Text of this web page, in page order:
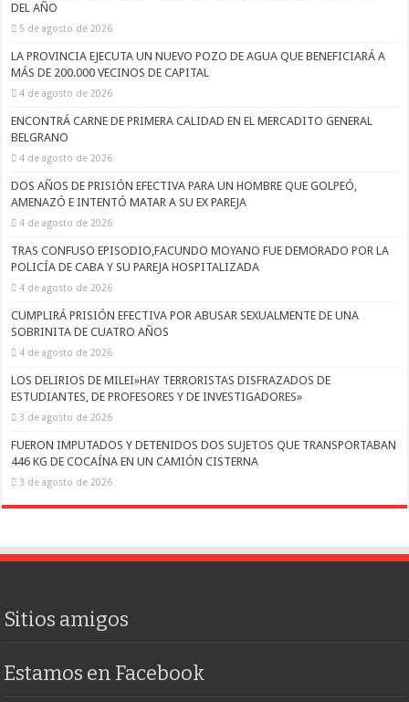
DEL AÑO
5 de agosto de 2026
LA PROVINCIA EJECUTA UN NUEVO POZO DE AGUA QUE BENEFICIARÁ A
MÁS DE 200.000 VECINOS DE CAPITAL
4 de agosto de 2026
ENCONTRÁ CARNE DE PRIMERA CALIDAD EN EL MERCADITO GENERAL
BELGRANO
4 de agosto de 2026
DOS AÑOS DE PRISIÓN EFECTIVA PARA UN HOMBRE QUE GOLPEÓ,
AMENAZÓ E INTENTÓ MATAR A SU EX PAREJA
4 de agosto de 2026
TRAS CONFUSO EPISODIO,FACUNDO MOYANO FUE DEMORADO POR LA
POLICÍA DE CABA Y SU PAREJA HOSPITALIZADA
4 de agosto de 2026
CUMPLIRÁ PRISIÓN EFECTIVA POR ABUSAR SEXUALMENTE DE UNA
SOBRINITA DE CUATRO AÑOS
4 de agosto de 2026
LOS DELIRIOS DE MILEI»HAY TERRORISTAS DISFRAZADOS DE
ESTUDIANTES, DE PROFESORES Y DE INVESTIGADORES»
3 de agosto de 2026
FUERON IMPUTADOS Y DETENIDOS DOS SUJETOS QUE TRANSPORTABAN
446 KG DE COCAÍNA EN UN CAMIÓN CISTERNA
3 de agosto de 2026
Sitios amigos